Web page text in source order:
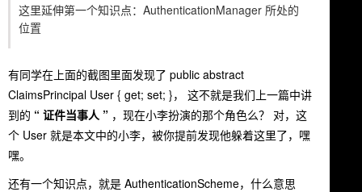
这里延伸第一个知识点：AuthenticationManager 所处的
位置
有同学在上面的截图里面发现了 public abstract
ClaimsPrincipal User { get; set; }， 这不就是我们上一篇中讲
到的 “ 证件当事人 ” ，现在小李扮演的那个角色么？ 对，这
个 User 就是本文中的小李，被你提前发现他躲着这里了，嘿
嘿。
还有一个知识点，就是 AuthenticationScheme，什么意思